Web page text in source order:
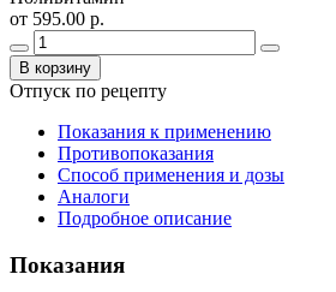
от 595.00 р.
В корзину
Отпуск по рецепту
Показания к применению
Противопоказания
Способ применения и дозы
Аналоги
Подробное описание
Показания